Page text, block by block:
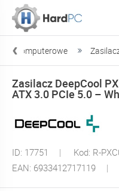
komputerowe
Zasilacz DeepCool
ATX 3.0 PCIe 5.0 –
ID: 17751
Kod: R-
EAN: 6933412717119